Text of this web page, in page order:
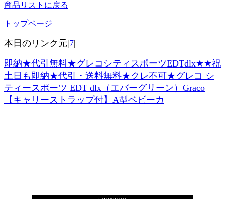
商品リストに戻る
トップページ
本日のリンク元|7|
即納★代引無料★グレコシティスポーツEDTdlx★★祝
土日も即納★代引・送料無料★クレ不可★グレコ シ
ティースポーツ EDT dlx（エバーグリーン）Graco
【キャリーストラップ付】A型ベビーカ